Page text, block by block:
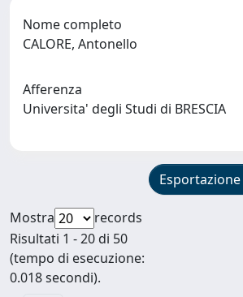
Nome completo
CALORE, Antonello
Afferenza
Universita' degli Studi di BRESCIA
Esportazione
Mostra
records
Risultati 1 - 20 di 50
(tempo di esecuzione:
0.018 secondi).